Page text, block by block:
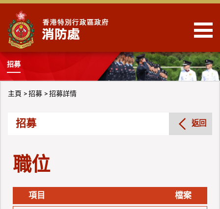
跳到內容
招募
主頁 招募 招募詳情
招募 返回
職位
項目 檔案